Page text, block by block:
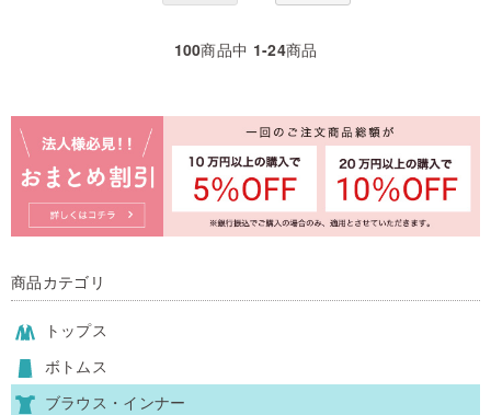
100商品中 1-24商品
商品カテゴリ
トップス
ボトムス
ブラウス・インナー